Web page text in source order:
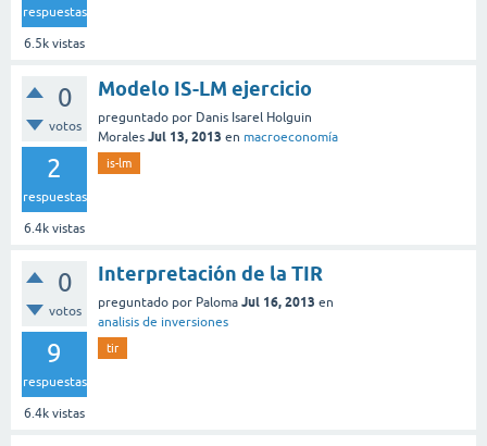
respuestas
6.5k vistas
0
votos
2
respuestas
6.4k vistas
Modelo IS-LM ejercicio
preguntado por Danis Isarel Holguin
Morales Jul 13, 2013 en macroeconomía
is-lm
0
votos
9
respuestas
6.4k vistas
Interpretación de la TIR
preguntado por Paloma Jul 16, 2013 en
analisis de inversiones
tir